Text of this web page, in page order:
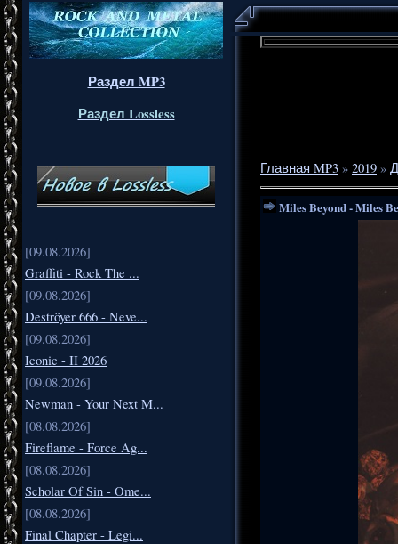
Раздел MP3
Раздел Lossless
[09.08.2026]
Graffiti - Rock The ...
[09.08.2026]
Deströyer 666 - Neve...
[09.08.2026]
Iconic - II 2026
[09.08.2026]
Newman - Your Next M...
[08.08.2026]
Fireflame - Force Ag...
[08.08.2026]
Scholar Of Sin - Ome...
[08.08.2026]
Final Chapter - Legi...
Главная MP3 » 2019 »
Miles Beyond - Miles